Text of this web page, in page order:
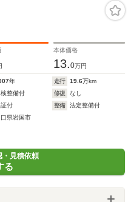
本体価格
13.0万円
年 走行 19.6万km
整備付 修復
なし
付 整備
法定整備付
県岩国市
・見積依頼
る